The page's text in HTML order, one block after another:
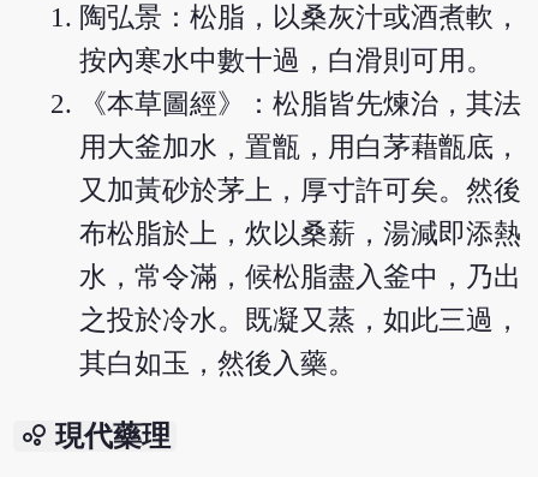
陶弘景：松脂，以桑灰汁或酒煮軟，
按內寒水中數十過，白滑則可用。
《本草圖經》：松脂皆先煉治，其法
用大釜加水，置甑，用白茅藉甑底，
又加黃砂於茅上，厚寸許可矣。然後
布松脂於上，炊以桑薪，湯減即添熱
水，常令滿，候松脂盡入釜中，乃出
之投於冷水。既凝又蒸，如此三過，
其白如玉，然後入藥。
bubble_chart 現代藥理